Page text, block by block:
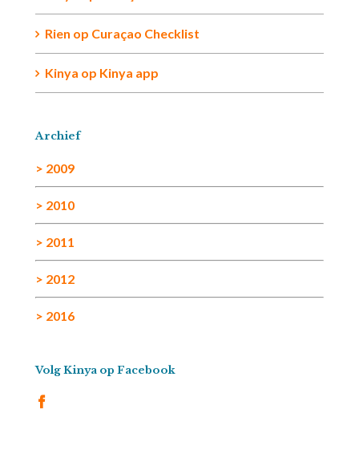
Rien op Curaçao Checklist
Kinya op Kinya app
Archief
> 2009
> 2010
> 2011
> 2012
> 2016
Volg Kinya op Facebook